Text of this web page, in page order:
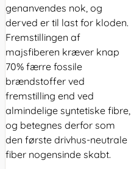
genanvendes nok, og
derved er til last for kloden.
Fremstillingen af
majsfiberen kræver knap
70% færre fossile
brændstoffer ved
fremstilling end ved
almindelige syntetiske fibre,
og betegnes derfor som
den første drivhus-neutrale
fiber nogensinde skabt.